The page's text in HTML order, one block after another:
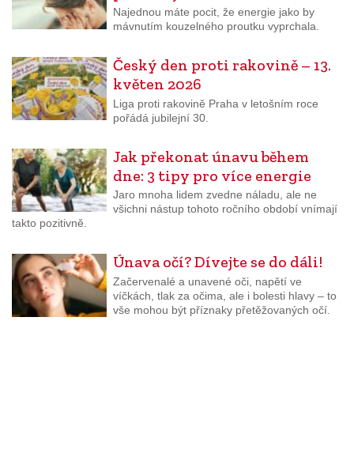
Najednou máte pocit, že energie jako by
mávnutím kouzelného proutku vyprchala.
Český den proti rakovině – 13.
květen 2026
Liga proti rakovině Praha v letošním roce
pořádá jubilejní 30.
Jak překonat únavu během
dne: 3 tipy pro více energie
Jaro mnoha lidem zvedne náladu, ale ne
všichni nástup tohoto ročního období vnímají
takto pozitivně.
Únava očí? Dívejte se do dáli!
Začervenalé a unavené oči, napětí ve
víčkách, tlak za očima, ale i bolesti hlavy – to
vše mohou být příznaky přetěžovaných očí.